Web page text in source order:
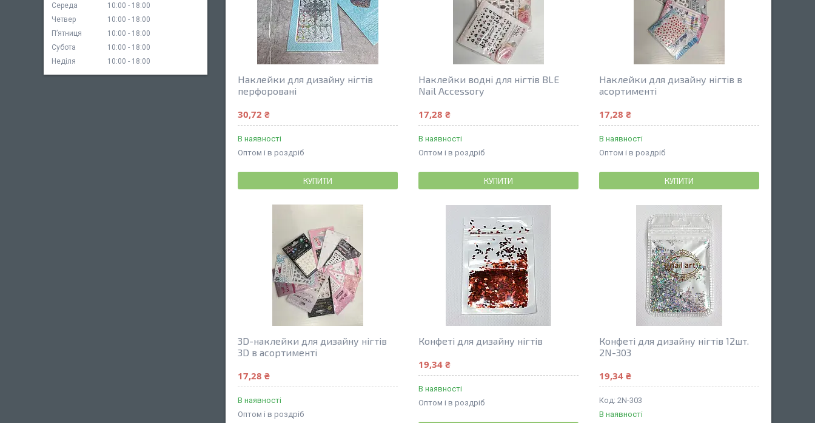
Наклейки для дизайну нігтів
перфоровані
30,72 ₴
В наявності
Оптом і в роздріб
КУПИТИ
Наклейки водні для нігтів BLE
Nail Accessory
17,28 ₴
В наявності
Оптом і в роздріб
КУПИТИ
Наклейки для дизайну нігтів в
асортименті
17,28 ₴
В наявності
Оптом і в роздріб
КУПИТИ
3D-наклейки для дизайну нігтів
3D в асортименті
17,28 ₴
В наявності
Оптом і в роздріб
Конфеті для дизайну нігтів
19,34 ₴
В наявності
Оптом і в роздріб
Конфеті для дизайну нігтів 12шт.
2N-303
19,34 ₴
2N-303
В наявності
Середа
10:00
18:00
Четвер
10:00
18:00
Пʼятниця
10:00
18:00
Субота
10:00
18:00
Неділя
10:00 18:00